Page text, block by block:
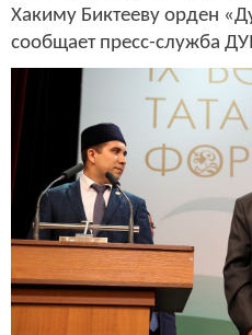
Хакиму Биктееву орден
сообщает пресс-служба